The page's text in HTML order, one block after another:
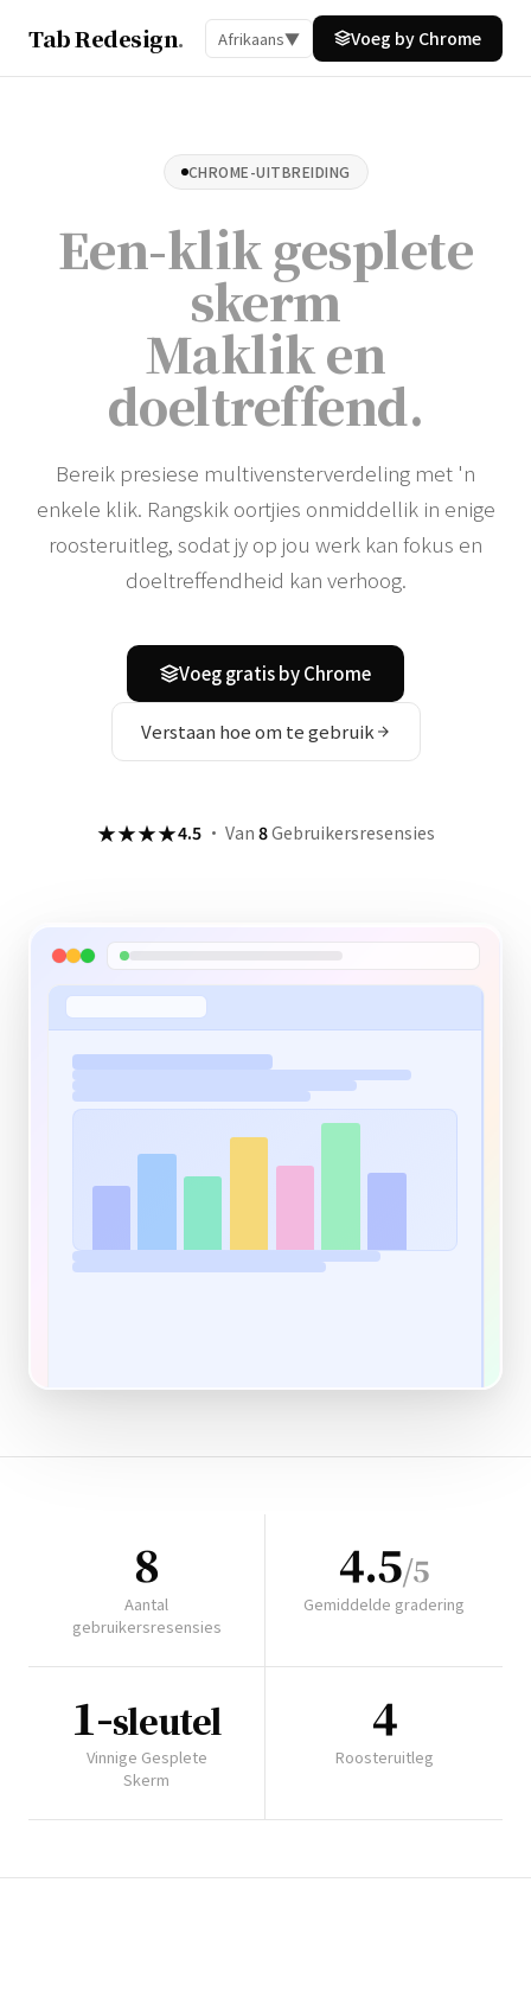
Tab Redesign. Afrikaans▼ Voeg by Chrome
CHROME-UITBREIDING
Een-klik gesplete
skerm
Maklik en
doeltreffend.
Bereik presiese multivensterverdeling met 'n
enkele klik. Rangskik oortjies onmiddellik in enige
roosteruitleg, sodat jy op jou werk kan fokus en
doeltreffendheid kan verhoog.
Voeg gratis by Chrome
Verstaan ​​hoe om te gebruik
★★★★4.5· Van 8Gebruikersresensies
8
Aantal
gebruikersresensies
4.5/5
Gemiddelde gradering
1-sleutel
Vinnige Gesplete
Skerm
4
Roosteruitleg